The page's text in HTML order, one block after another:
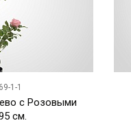
1-1
с Розовыми
см.